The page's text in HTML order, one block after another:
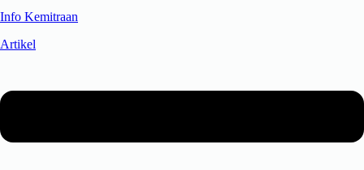
Info Kemitraan
Artikel